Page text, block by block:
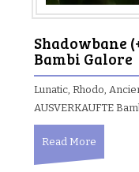
Shadowbane
Bambi Galore
Lunatic, Rhodo,
AUSVERKAUFTE
Read More